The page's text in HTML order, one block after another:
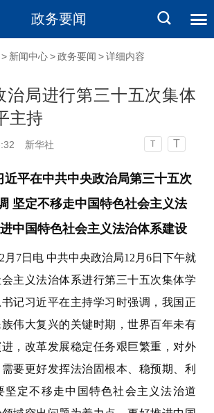
政务要闻
> 新闻中心 > 政务要闻 > 详细内容
治局进行第三十五次集体
主持
新华社 T T
平在中共中央政治局第三十五次
坚定不移走中国特色社会主义法
中国特色社会主义法治体系建设
月7日电 中共中央政治局12月6日下午就
主义法治体系进行第三十五次集体学
记习近平在主持学习时强调，我国正
伟大复兴的关键时期，世界百年未有
，改革发展稳定任务艰巨繁重，对外
要更好发挥法治固根本、稳预期、利
坚定不移走中国特色社会主义法治道